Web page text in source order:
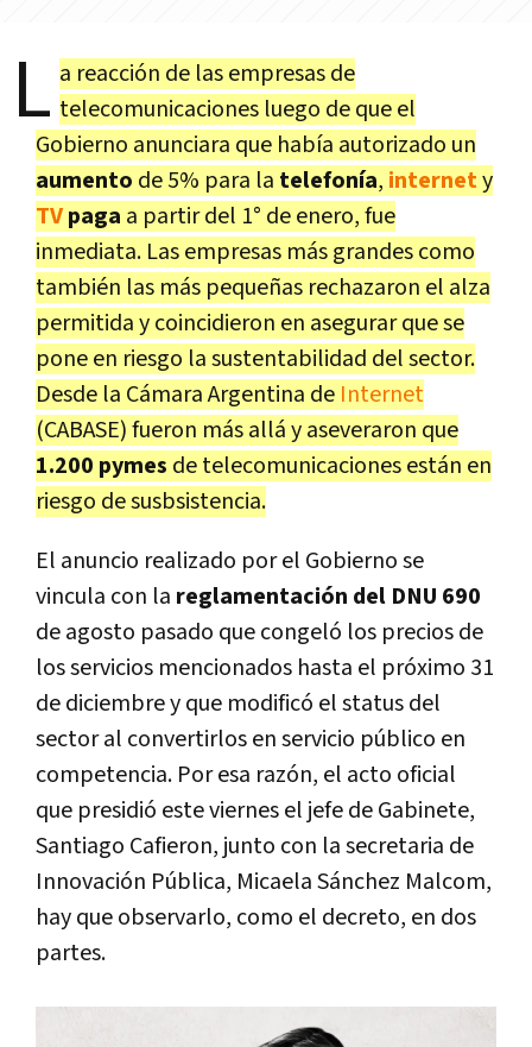
L a reacción de las empresas de
telecomunicaciones luego de que el
Gobierno anunciara que había autorizado un
aumento de 5% para la telefonía, internety
TVpaga a partir del 1° de enero, fue
inmediata. Las empresas más grandes como
también las más pequeñas rechazaron el alza
permitida y coincidieron en asegurar que se
pone en riesgo la sustentabilidad del sector.
Desde la Cámara Argentina de Internet
(CABASE) fueron más allá y aseveraron que
1.200 pymes de telecomunicaciones están en
riesgo de susbsistencia.
El anuncio realizado por el Gobierno se
vincula con la reglamentación del DNU 690
de agosto pasado que congeló los precios de
los servicios mencionados hasta el próximo 31
de diciembre y que modificó el status del
sector al convertirlos en servicio público en
competencia. Por esa razón, el acto oficial
que presidió este viernes el jefe de Gabinete,
Santiago Cafieron, junto con la secretaria de
Innovación Pública, Micaela Sánchez Malcom,
hay que observarlo, como el decreto, en dos
partes.